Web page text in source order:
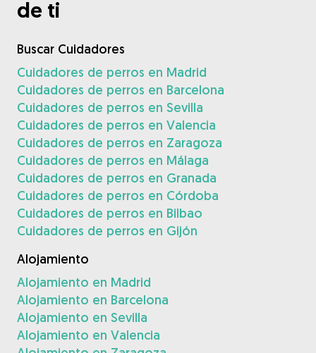
de ti
Buscar Cuidadores
Cuidadores de perros en Madrid
Cuidadores de perros en Barcelona
Cuidadores de perros en Sevilla
Cuidadores de perros en Valencia
Cuidadores de perros en Zaragoza
Cuidadores de perros en Málaga
Cuidadores de perros en Granada
Cuidadores de perros en Córdoba
Cuidadores de perros en Bilbao
Cuidadores de perros en Gijón
Alojamiento
Alojamiento en Madrid
Alojamiento en Barcelona
Alojamiento en Sevilla
Alojamiento en Valencia